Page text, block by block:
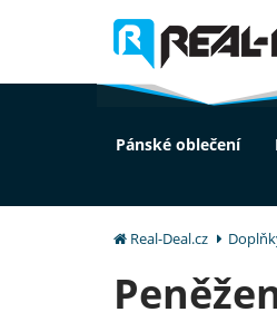
Pánské oblečení
Real-Deal.cz